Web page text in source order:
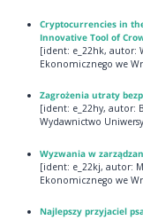
Cryptocurrencies in
Innovative Tool of
[ident: e_22hk, autor:
Ekonomicznego we
Zagrożenia utraty
[ident: e_22hy, autor:
Wydawnictwo
Wyzwania w
[ident: e_22kj, autor:
Ekonomicznego we
Najlepszy przyjaciel